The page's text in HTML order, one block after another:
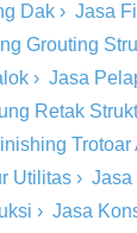
Dak › Jasa
Grouting
› Jasa
Retak
Trotoar
Utilitas › Jasa
› Jasa